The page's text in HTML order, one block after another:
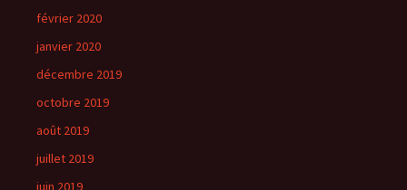
février 2020
janvier 2020
décembre 2019
octobre 2019
août 2019
juillet 2019